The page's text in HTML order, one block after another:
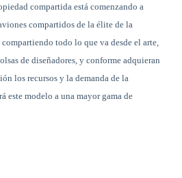
compartida está comenzando a
compartidos de la élite de la
compartiendo todo lo que va desde el arte,
de diseñadores, y conforme adquieran
los recursos y la demanda de la
este modelo a una mayor gama de